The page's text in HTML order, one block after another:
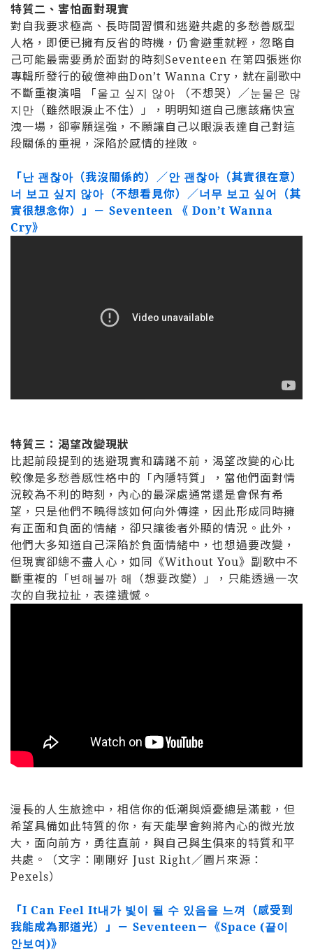
特質二、害怕面對現實
對自我要求極高、長時間習慣和逃避共處的多愁善感型
人格，即便已擁有反省的時機，仍會避重就輕，忽略自
己可能最需要勇於面對的時刻Seventeen 在第四張迷你
專輯所發行的破億神曲Don’t Wanna Cry，就在副歌中
不斷重複演唱 「울고 싶지 않아 （不想哭）／눈물은 많
지만（雖然眼淚止不住）」，明明知道自己應該痛快宣
洩一場，卻寧願逞強，不願讓自己以眼淚表達自己對這
段關係的重視，深陷於感情的挫敗。
「난 괜찮아（我沒關係的）／안 괜찮아（其實很在意）
너 보고 싶지 않아（不想看見你）／너무 보고 싶어（其
實很想念你）」 － Seventeen 《 Don’t Wanna
Cry》
特質三：渴望改變現狀
比起前段提到的逃避現實和躊躇不前，渴望改變的心比
較像是多愁善感性格中的「內隱特質」，當他們面對情
況較為不利的時刻，內心的最深處通常還是會保有希
望，只是他們不曉得該如何向外傳達，因此形成同時擁
有正面和負面的情緒，卻只讓後者外顯的情況。此外，
他們大多知道自己深陷於負面情緒中，也想過要改變，
但現實卻總不盡人心，如同《Without You》副歌中不
斷重複的「변해볼까 해（想要改變）」，只能透過一次
次的自我拉扯，表達遺憾。
漫長的人生旅途中，相信你的低潮與煩憂總是滿載，但
希望具備如此特質的你，有天能學會夠將內心的微光放
大，面向前方，勇往直前，與自己與生俱來的特質和平
共處。（文字：剛剛好 Just Right／圖片來源：
Pexels）
「I Can Feel It내가 빛이 될 수 있음을 느껴（感受到
我能成為那道光）」 － Seventeen－《Space (끝이
안보여)》